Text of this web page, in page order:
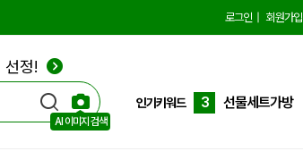
로그인 회원가입
선정!
AI 이미지 검색
인기키워드
1
에코백
3
선물세트가방